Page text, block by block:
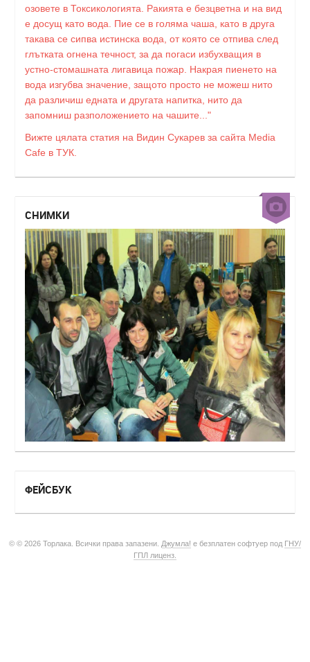
озовете в Токсикологията. Ракията е безцветна и на вид
е досущ като вода. Пие се в голяма чаша, като в друга
такава се сипва истинска вода, от която се отпива след
глътката огнена течност, за да погаси избухващия в
устно-стомашната лигавица пожар. Накрая пиенето на
вода изгубва значение, защото просто не можеш нито
да различиш едната и другата напитка, нито да
запомниш разположението на чашите..."
Вижте цялата статия на Видин Сукарев за сайта Media
Cafe в ТУК.
СНИМКИ
ФЕЙСБУК
© © 2026 Торлака. Всички права запазени. Джумла! е безплатен софтуер под ГНУ/
ГПЛ лиценз.